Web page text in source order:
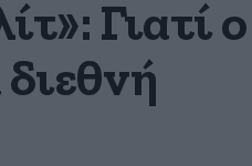
Γιατί ο